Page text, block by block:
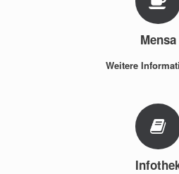
Mensa
Weitere